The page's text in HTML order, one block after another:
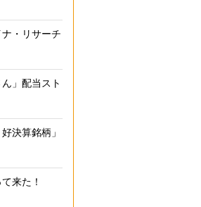
・リサーチ
ん」配当スト
決算銘柄」
来た！